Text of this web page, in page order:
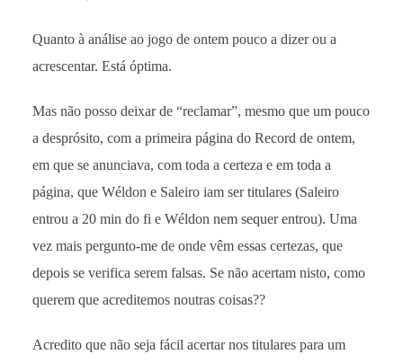
Quanto à análise ao jogo de ontem pouco a dizer ou a
acrescentar. Está óptima.
Mas não posso deixar de “reclamar”, mesmo que um pouco
a desprósito, com a primeira página do Record de ontem,
em que se anunciava, com toda a certeza e em toda a
página, que Wéldon e Saleiro iam ser titulares (Saleiro
entrou a 20 min do fi e Wéldon nem sequer entrou). Uma
vez mais pergunto-me de onde vêm essas certezas, que
depois se verifica serem falsas. Se não acertam nisto, como
querem que acreditemos noutras coisas??
Acredito que não seja fácil acertar nos titulares para um